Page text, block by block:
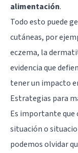
alimentación.
Todo esto puede
cutáneas, por
eczema, la
evidencia que
tener un impacto
Estrategias para
Es importante que
situación o
podemos olvidar